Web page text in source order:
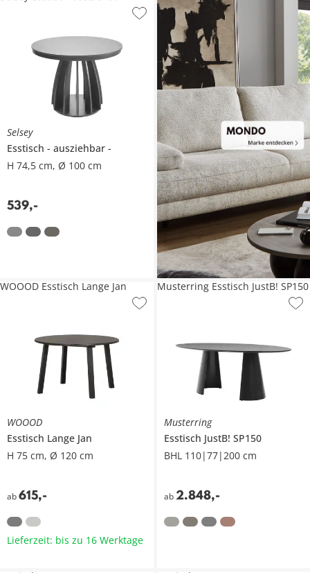
Selsey
Esstisch
ausziehbar
H 74,5 cm, Ø 100 cm
539,-
WOOOD
Esstisch Lange Jan
H 75 cm, Ø 120 cm
ab615,-
WOOOD Esstisch Lange Jan
Lieferzeit: bis zu 16 Werktage
Musterring
Esstisch JustB! SP150
BHL 110|77|200 cm
ab 2.848,-
Musterring Esstisch JustB! SP150